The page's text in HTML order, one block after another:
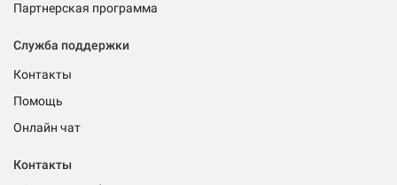
Партнерская программа
Служба поддержки
Контакты
Помощь
Онлайн чат
Контакты